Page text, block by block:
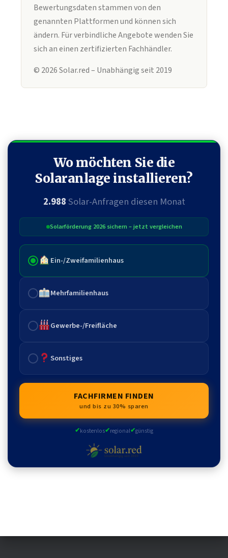
Bewertungsdaten stammen von den
genannten Plattformen und können sich
ändern. Für verbindliche Angebote wenden Sie
sich an einen zertifizierten Fachhändler.
© 2026 Solar.red – Unabhängig seit 2019
Wo möchten Sie die
Solaranlage installieren?
2.988Solar-Anfragen diesen Monat
Solarförderung 2026 sichern – jetzt vergleichen
Ein-/Zweifamilienhaus
Mehrfamilienhaus
Gewerbe-/Freifläche
Sonstiges
FACHFIRMEN FINDEN
und bis zu 30% sparen
✔kostenlos✔regional✔günstig